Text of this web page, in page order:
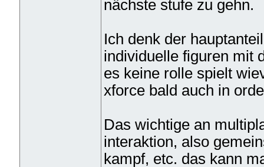
nächste stufe zu gehn.
Ich denk der
individuelle figuren mit
es keine rolle spielt
xforce bald auch in
Das wichtige an
interaktion, also
kampf, etc. das kann